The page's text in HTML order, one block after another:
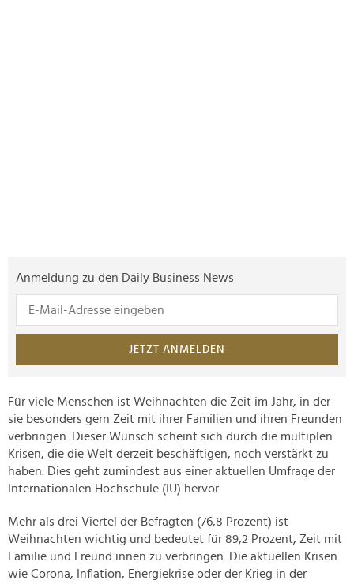
Anmeldung zu den Daily Business News
JETZT ANMELDEN
Für viele Menschen ist Weihnachten die Zeit im Jahr, in der
sie besonders gern Zeit mit ihrer Familien und ihren Freunden
verbringen. Dieser Wunsch scheint sich durch die multiplen
Krisen, die die Welt derzeit beschäftigen, noch verstärkt zu
haben. Dies geht zumindest aus einer aktuellen Umfrage der
Internationalen Hochschule (IU) hervor.
Mehr als drei Viertel der Befragten (76,8 Prozent) ist
Weihnachten wichtig und bedeutet für 89,2 Prozent, Zeit mit
Familie und Freund:innen zu verbringen. Die aktuellen Krisen
wie Corona, Inflation, Energiekrise oder der Krieg in der